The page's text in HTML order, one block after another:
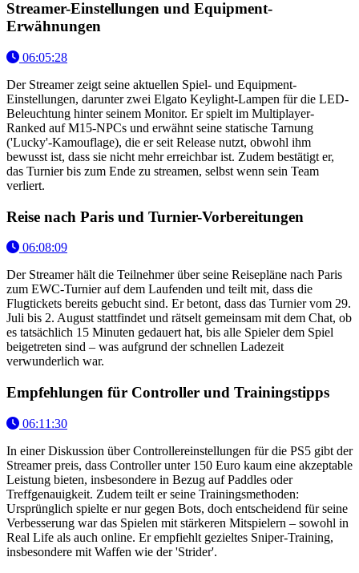
Streamer-Einstellungen und Equipment-
Erwähnungen
06:05:28
Der Streamer zeigt seine aktuellen Spiel- und Equipment-
Einstellungen, darunter zwei Elgato Keylight-Lampen für die LED-
Beleuchtung hinter seinem Monitor. Er spielt im Multiplayer-
Ranked auf M15-NPCs und erwähnt seine statische Tarnung
('Lucky'-Kamouflage), die er seit Release nutzt, obwohl ihm
bewusst ist, dass sie nicht mehr erreichbar ist. Zudem bestätigt er,
das Turnier bis zum Ende zu streamen, selbst wenn sein Team
verliert.
Reise nach Paris und Turnier-Vorbereitungen
06:08:09
Der Streamer hält die Teilnehmer über seine Reisepläne nach Paris
zum EWC-Turnier auf dem Laufenden und teilt mit, dass die
Flugtickets bereits gebucht sind. Er betont, dass das Turnier vom 29.
Juli bis 2. August stattfindet und rätselt gemeinsam mit dem Chat, ob
es tatsächlich 15 Minuten gedauert hat, bis alle Spieler dem Spiel
beigetreten sind – was aufgrund der schnellen Ladezeit
verwunderlich war.
Empfehlungen für Controller und Trainingstipps
06:11:30
In einer Diskussion über Controllereinstellungen für die PS5 gibt der
Streamer preis, dass Controller unter 150 Euro kaum eine akzeptable
Leistung bieten, insbesondere in Bezug auf Paddles oder
Treffgenauigkeit. Zudem teilt er seine Trainingsmethoden:
Ursprünglich spielte er nur gegen Bots, doch entscheidend für seine
Verbesserung war das Spielen mit stärkeren Mitspielern – sowohl in
Real Life als auch online. Er empfiehlt gezieltes Sniper-Training,
insbesondere mit Waffen wie der 'Strider'.